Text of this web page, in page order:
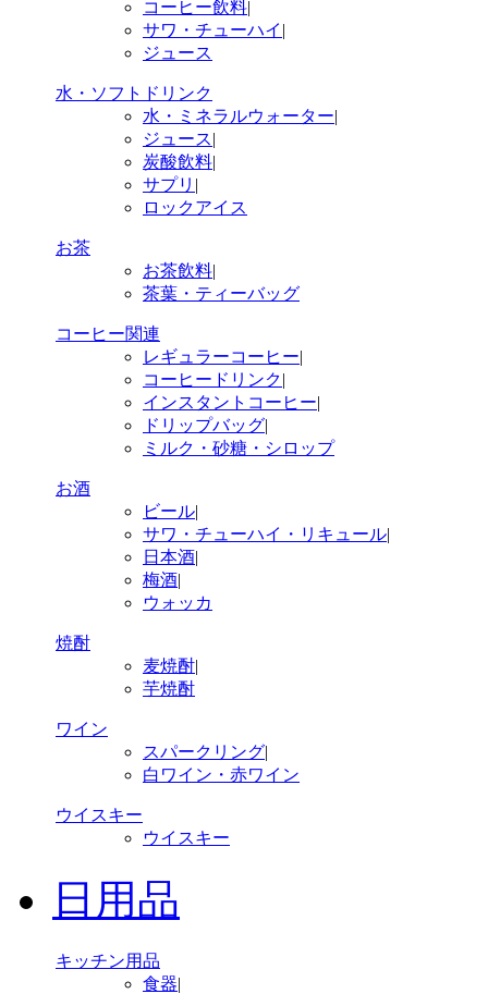
コーヒー飲料|
サワ・チューハイ |
ジュース
水・ソフトドリンク
水・ミネラルウォーター|
ジュース|
炭酸飲料|
サプリ |
ロックアイス
お茶
お茶飲料|
茶葉・ティーバッグ
コーヒー関連
レギュラーコーヒー|
コーヒードリンク|
インスタントコーヒー|
ドリップバッグ|
ミルク・砂糖・シロップ
お酒
ビール|
サワ・チューハイ・リキュール|
日本酒|
梅酒|
ウォッカ
焼酎
麦焼酎|
芋焼酎
ワイン
スパークリング|
白ワイン・赤ワイン
ウイスキー
ウイスキー
日用品
キッチン用品
食器|